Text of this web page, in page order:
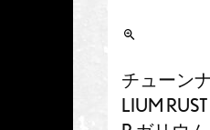
チューン
LIUM